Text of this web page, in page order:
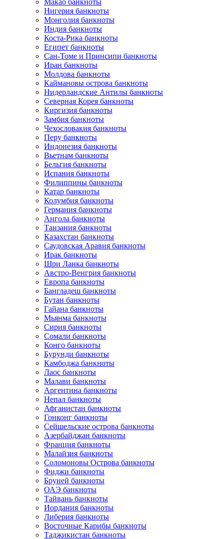
Макао банкноты
Нигерия банкноты
Монголия банкноты
Индия банкноты
Коста-Рика банкноты
Египет банкноты
Сан-Томе и Принсипи банкноты
Иран банкноты
Молдова банкноты
Каймановы острова банкноты
Нидерландские Антилы банкноты
Северная Корея банкноты
Киргизия банкноты
Замбия банкноты
Чехословакия банкноты
Перу банкноты
Индонезия банкноты
Вьетнам банкноты
Бельгия банкноты
Испания банкноты
Филиппины банкноты
Катар банкноты
Колумбия банкноты
Германия банкноты
Ангола банкноты
Танзания банкноты
Казахстан банкноты
Саудовская Аравия банкноты
Ирак банкноты
Шри Ланка банкноты
Австро-Венгрия банкноты
Европа банкноты
Бангладеш банкноты
Бутан банкноты
Гайана банкноты
Мьянма банкноты
Сирия банкноты
Сомали банкноты
Конго банкноты
Бурунди банкноты
Камбоджа банкноты
Лаос банкноты
Малави банкноты
Аргентина банкноты
Непал банкноты
Афганистан банкноты
Гонконг банкноты
Сейшельские острова банкноты
Азербайджан банкноты
Франция банкноты
Малайзия банкноты
Соломоновы Острова банкноты
Фиджи банкноты
Бруней банкноты
ОАЭ банкноты
Тайвань банкноты
Иордания банкноты
Либерия банкноты
Восточные Карибы банкноты
Таджикистан банкноты